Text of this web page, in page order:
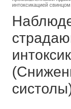
интоксикацией